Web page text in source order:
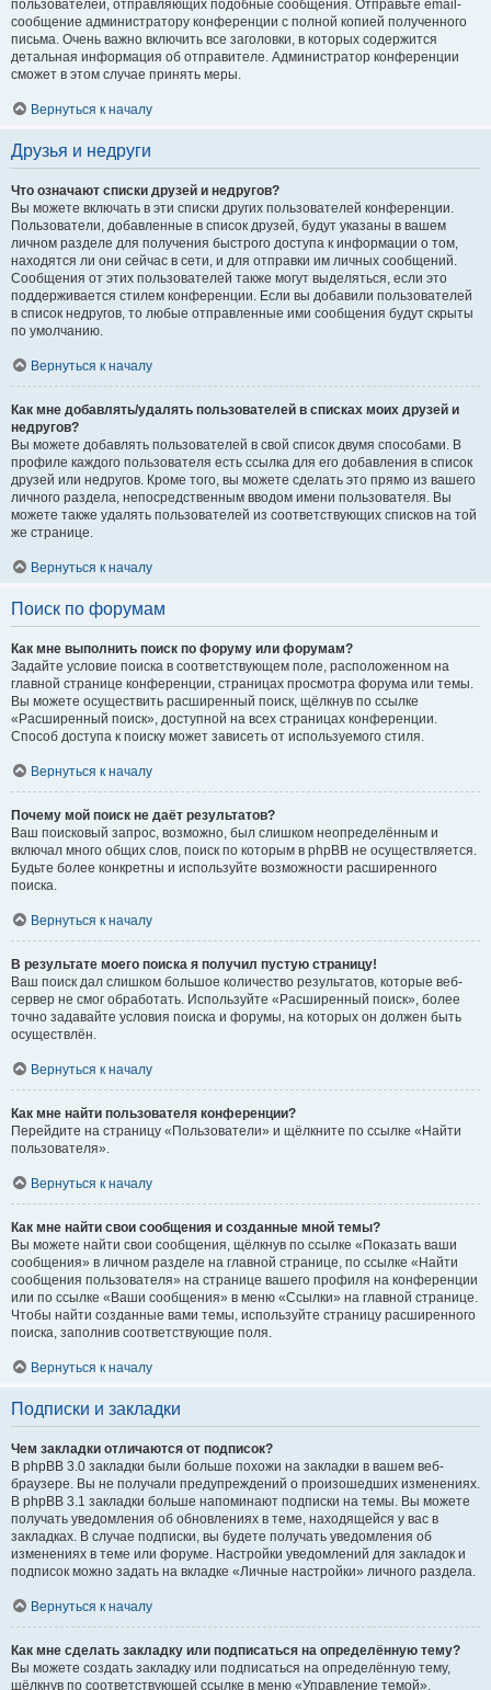
пользователей, отправляющих подобные сообщения. Отправьте email-
сообщение администратору конференции с полной копией полученного
письма. Очень важно включить все заголовки, в которых содержится
детальная информация об отправителе. Администратор конференции
сможет в этом случае принять меры.
Вернуться к началу
Друзья и недруги
Что означают списки друзей и недругов?
Вы можете включать в эти списки других пользователей конференции.
Пользователи, добавленные в список друзей, будут указаны в вашем
личном разделе для получения быстрого доступа к информации о том,
находятся ли они сейчас в сети, и для отправки им личных сообщений.
Сообщения от этих пользователей также могут выделяться, если это
поддерживается стилем конференции. Если вы добавили пользователей
в список недругов, то любые отправленные ими сообщения будут скрыты
по умолчанию.
Вернуться к началу
Как мне добавлять/удалять пользователей в списках моих друзей и
недругов?
Вы можете добавлять пользователей в свой список двумя способами. В
профиле каждого пользователя есть ссылка для его добавления в список
друзей или недругов. Кроме того, вы можете сделать это прямо из вашего
личного раздела, непосредственным вводом имени пользователя. Вы
можете также удалять пользователей из соответствующих списков на той
же странице.
Вернуться к началу
Поиск по форумам
Как мне выполнить поиск по форуму или форумам?
Задайте условие поиска в соответствующем поле, расположенном на
главной странице конференции, страницах просмотра форума или темы.
Вы можете осуществить расширенный поиск, щёлкнув по ссылке
«Расширенный поиск», доступной на всех страницах конференции.
Способ доступа к поиску может зависеть от используемого стиля.
Вернуться к началу
Почему мой поиск не даёт результатов?
Ваш поисковый запрос, возможно, был слишком неопределённым и
включал много общих слов, поиск по которым в phpBB не осуществляется.
Будьте более конкретны и используйте возможности расширенного
поиска.
Вернуться к началу
В результате моего поиска я получил пустую страницу!
Ваш поиск дал слишком большое количество результатов, которые веб-
сервер не смог обработать. Используйте «Расширенный поиск», более
точно задавайте условия поиска и форумы, на которых он должен быть
осуществлён.
Вернуться к началу
Как мне найти пользователя конференции?
Перейдите на страницу «Пользователи» и щёлкните по ссылке «Найти
пользователя».
Вернуться к началу
Как мне найти свои сообщения и созданные мной темы?
Вы можете найти свои сообщения, щёлкнув по ссылке «Показать ваши
сообщения» в личном разделе на главной странице, по ссылке «Найти
сообщения пользователя» на странице вашего профиля на конференции
или по ссылке «Ваши сообщения» в меню «Ссылки» на главной странице.
Чтобы найти созданные вами темы, используйте страницу расширенного
поиска, заполнив соответствующие поля.
Вернуться к началу
Подписки и закладки
Чем закладки отличаются от подписок?
В phpBB 3.0 закладки были больше похожи на закладки в вашем веб-
браузере. Вы не получали предупреждений о произошедших изменениях.
В phpBB 3.1 закладки больше напоминают подписки на темы. Вы можете
получать уведомления об обновлениях в теме, находящейся у вас в
закладках. В случае подписки, вы будете получать уведомления об
изменениях в теме или форуме. Настройки уведомлений для закладок и
подписок можно задать на вкладке «Личные настройки» личного раздела.
Вернуться к началу
Как мне сделать закладку или подписаться на определённую тему?
Вы можете создать закладку или подписаться на определённую тему,
щёлкнув по соответствующей ссылке в меню «Управление темой»,